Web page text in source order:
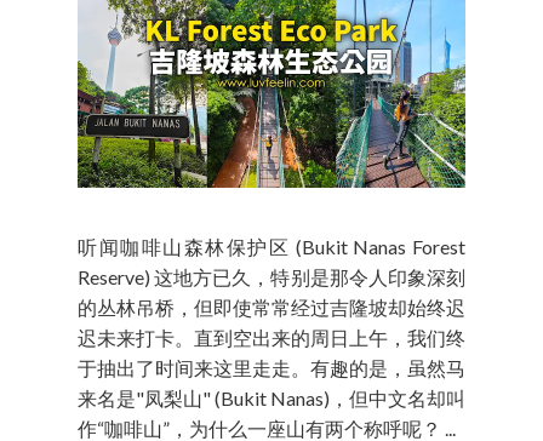
听闻咖啡山森林保护区 (Bukit Nanas Forest
Reserve) 这地方已久，特别是那令人印象深刻
的丛林吊桥，但即使常常经过吉隆坡却始终迟
迟未来打卡。直到空出来的周日上午，我们终
于抽出了时间来这里走走。有趣的是，虽然马
来名是"凤梨山" (Bukit Nanas)，但中文名却叫
作“咖啡山”，为什么一座山有两个称呼呢？ ...